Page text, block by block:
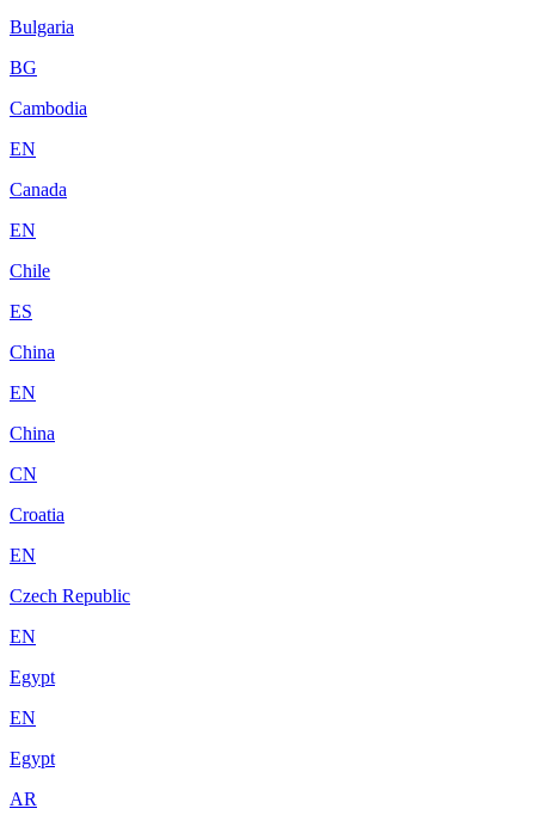
Bulgaria
BG
Cambodia
EN
Canada
EN
Chile
ES
China
EN
China
CN
Croatia
EN
Czech Republic
EN
Egypt
EN
Egypt
AR